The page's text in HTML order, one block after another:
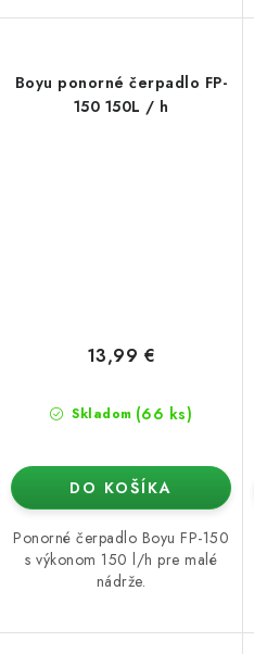
Boyu ponorné čerpadlo FP-
150 150L / h
Skladom (66 ks)
13,99 €
DO KOŠÍKA
Ponorné čerpadlo Boyu FP-150
s výkonom 150 l/h pre malé
nádrže.